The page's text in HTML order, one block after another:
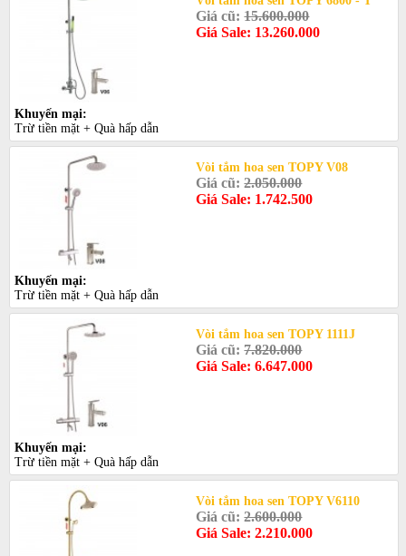
Giá cũ:15.600.000
Giá Sale: 13.260.000
Khuyến mại:
Trừ tiền mặt + Quà hấp dẫn
Vòi tắm hoa sen TOPY V08
Giá cũ:2.050.000
Giá Sale: 1.742.500
Khuyến mại:
Trừ tiền mặt + Quà hấp dẫn
Vòi tắm hoa sen TOPY 1111J
Giá cũ:7.820.000
Giá Sale: 6.647.000
Khuyến mại:
Trừ tiền mặt + Quà hấp dẫn
Vòi tắm hoa sen TOPY V6110
Giá cũ:2.600.000
Giá Sale: 2.210.000